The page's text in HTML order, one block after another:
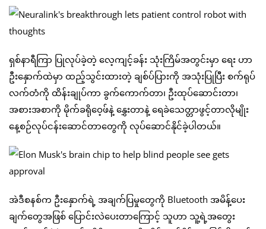
ရှစ်နာရီကြာ ပြုလုပ်ခဲ့တဲ့ လေ့ကျင့်ခန်း သုံးကြိမ်အတွင်းမှာ ရေး ဟာ
ဦးနှောက်ထဲမှာ ထည့်သွင်းထားတဲ့ ချစ်ပ်ပြားကို အသုံးပြုပြီး စက်ရုပ်
လက်တံကို ထိန်းချုပ်ကာ ခွက်ကောက်တာ၊ ဦးထုပ်ဆောင်းတာ၊
အစားအစာကို မိုက်ခရိုဝေ့ဖ်နဲ့ နွှေးတာနဲ့ ရေခဲသေတ္တာဖွင့်တာလိုမျိုး
နေ့စဉ်လုပ်ငန်းဆောင်တာတွေကို လုပ်ဆောင်နိုင်ခဲ့ပါတယ်။
အဲဒီစနစ်က ဦးနှောက်ရဲ့ အချက်ပြမှုတွေကို Bluetooth အမိန့်ပေး
ချက်တွေအဖြစ် ပြောင်းလဲပေးတာကြောင့် သူဟာ သူ့ရဲ့အတွေး